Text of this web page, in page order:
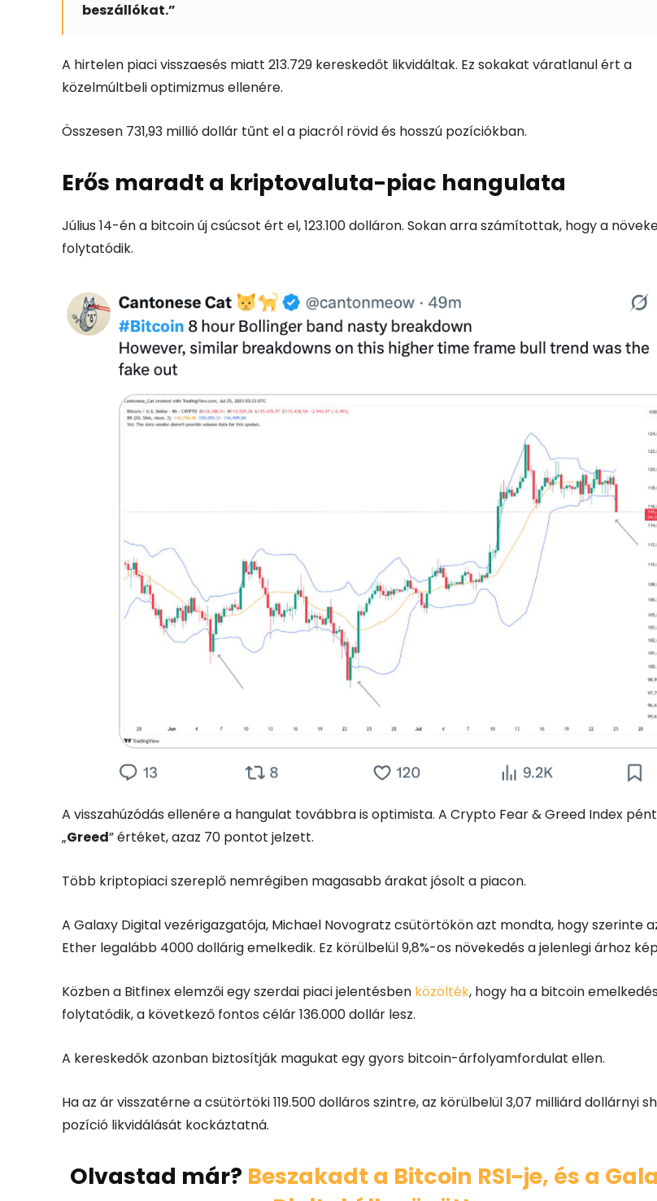
beszállókat.”
A hirtelen piaci visszaesés miatt 213.729 kereskedőt likvidáltak. Ez sokakat váratlanul ért a
közelmúltbeli optimizmus ellenére.
Összesen 731,93 millió dollár tűnt el a piacról rövid és hosszú pozíciókban.
Erős maradt a kriptovaluta-piac hangulata
Július 14-én a bitcoin új csúcsot ért el, 123.100 dolláron. Sokan arra számítottak, hogy a
folytatódik.
A visszahúzódás ellenére a hangulat továbbra is optimista. A Crypto Fear & Greed Index
„Greed” értéket, azaz 70 pontot jelzett.
Több kriptopiaci szereplő nemrégiben magasabb árakat jósolt a piacon.
A Galaxy Digital vezérigazgatója, Michael Novogratz csütörtökön azt mondta, hogy szerinte
Ether legalább 4000 dollárig emelkedik. Ez körülbelül 9,8%-os növekedés a jelenlegi árhoz
Közben a Bitfinex elemzői egy szerdai piaci jelentésben közölték, hogy ha a bitcoin
folytatódik, a következő fontos célár 136.000 dollár lesz.
A kereskedők azonban biztosítják magukat egy gyors bitcoin-árfolyamfordulat ellen.
Ha az ár visszatérne a csütörtöki 119.500 dolláros szintre, az körülbelül 3,07 milliárd dollárnyi
pozíció likvidálását kockáztatná.
Olvastad már? Beszakadt a Bitcoin RSI-je, és a